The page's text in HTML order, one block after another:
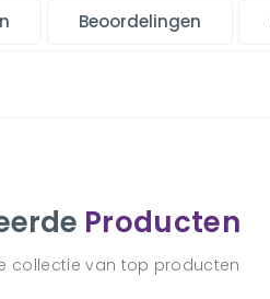
Beoordelingen
Producten
collectie van top producten